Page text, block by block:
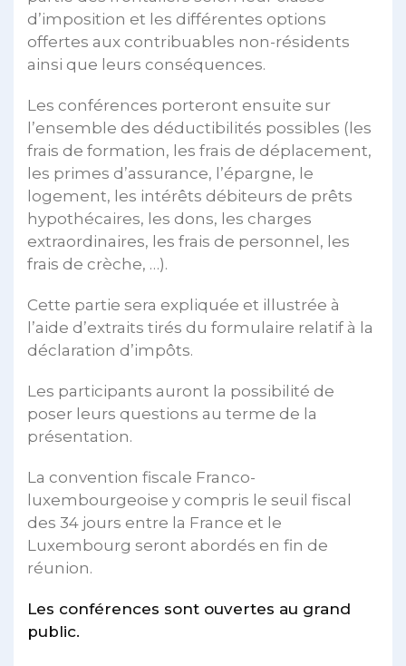
d’imposition et les différentes options
offertes aux contribuables non-résidents
ainsi que leurs conséquences.
Les conférences porteront ensuite sur
l’ensemble des déductibilités possibles (les
frais de formation, les frais de déplacement,
les primes d’assurance, l’épargne, le
logement, les intérêts débiteurs de prêts
hypothécaires, les dons, les charges
extraordinaires, les frais de personnel, les
frais de crèche, …).
Cette partie sera expliquée et illustrée à
l’aide d’extraits tirés du formulaire relatif à la
déclaration d’impôts.
Les participants auront la possibilité de
poser leurs questions au terme de la
présentation.
La convention fiscale Franco-
luxembourgeoise y compris le seuil fiscal
des 34 jours entre la France et le
Luxembourg seront abordés en fin de
réunion.
Les conférences sont ouvertes au grand
public.